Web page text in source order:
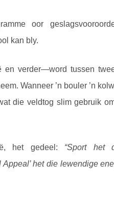
oor
kan bly.
en verder—word tussen
Wanneer ’n bouler ’n
die veldtog slim gebruik
het gedeel: “Sport het
het die lewendige